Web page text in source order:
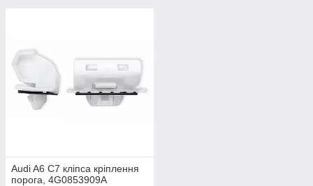
Audi A6 C7 кліпса кріплення
порога, 4G0853909A